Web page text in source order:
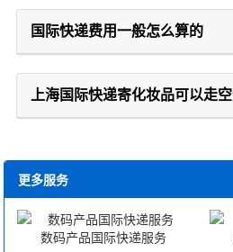
国际快递费用一般怎么算的
上海国际快递寄化妆品可以走
更多服务
数码产品国际快递服务